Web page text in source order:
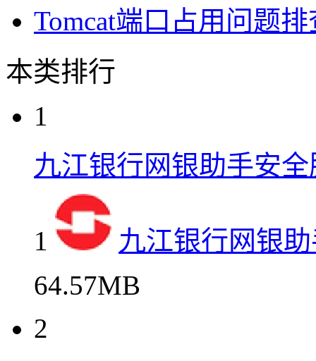
Tomcat端口占用问题
本类排行
1
九江银行网银助手安
1
九江银行网银
64.57MB
2